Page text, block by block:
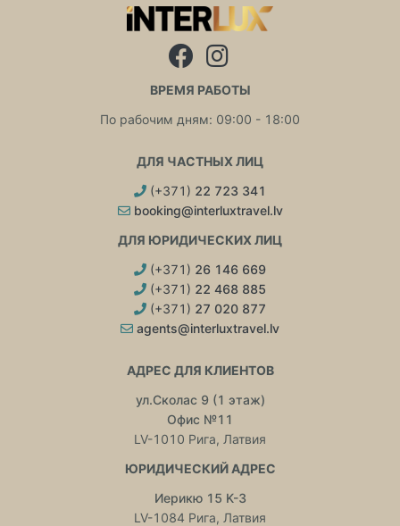
ВРЕМЯ РАБОТЫ
По рабочим дням: 09:00 - 18:00
ДЛЯ ЧАСТНЫХ ЛИЦ
(+371) 22 723 341
booking@interluxtravel.lv
ДЛЯ ЮРИДИЧЕСКИХ ЛИЦ
(+371) 26 146 669
(+371) 22 468 885
(+371) 27 020 877
agents@interluxtravel.lv
АДРЕС ДЛЯ КЛИЕНТОВ
ул.Сколас 9 (1 этаж)
Офис №11
LV-1010 Рига, Латвия
ЮРИДИЧЕСКИЙ АДРЕС
Иерикю 15 K-3
LV-1084 Рига, Латвия